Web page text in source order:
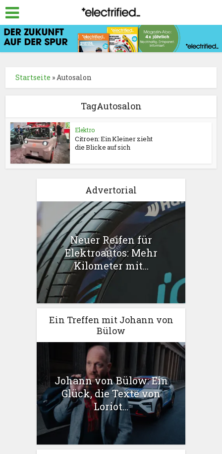
Startseite »Autosalon
TagAutosalon
Elektro
Citroen: Ein Kleiner zieht
die Blicke auf sich
Advertorial
Neuer Reifen für
Elektroautos: Mehr
Kilometer mit...
Ein Treffen mit Johann von
Bülow
Johann von Bülow: Ein
Glück, die Texte von
Loriot...